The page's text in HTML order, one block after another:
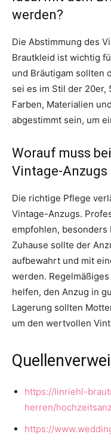
werden?
Die Abstimmung des
Brautkleid ist wichtig
und Bräutigam sollten
sei es im Stil der 20er,
Farben, Materialien
abgestimmt sein, um
Worauf muss
Vintage-
Die richtige Pflege
Vintage-Anzugs.
empfohlen,
Zuhause sollte der
aufbewahrt und mit
werden.
helfen, den Anzug in
Lagerung sollten
um den wertvollen
https://linriehl-
herren/
https://